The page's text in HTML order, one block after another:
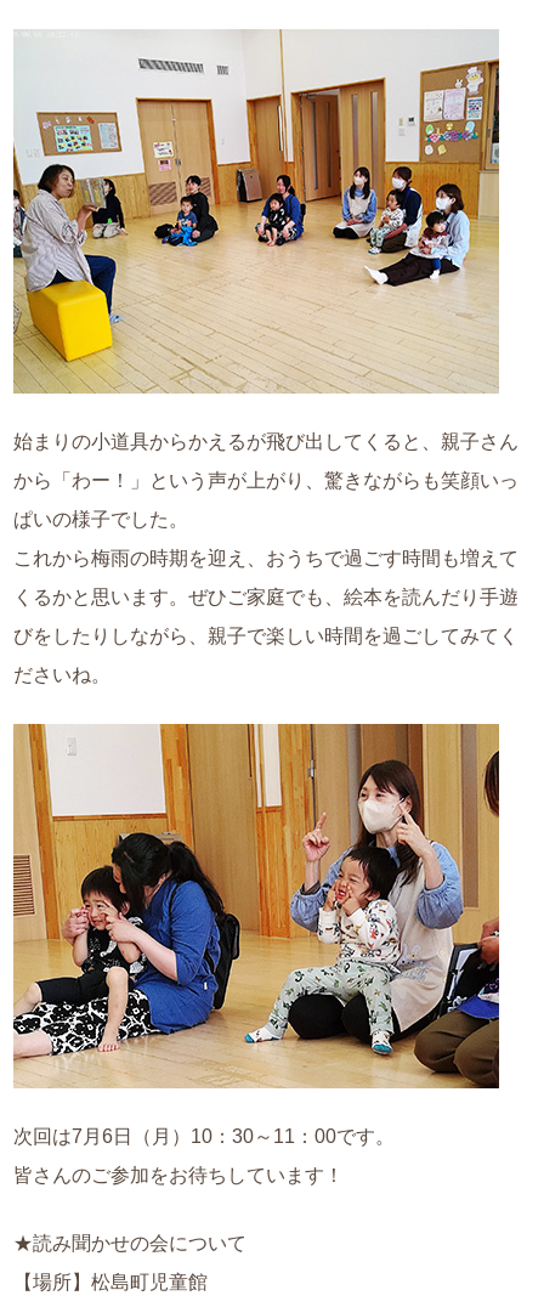
始まりの小道具からかえるが飛び出してくると、親子さん
から「わー！」という声が上がり、驚きながらも笑顔いっ
ぱいの様子でした。
これから梅雨の時期を迎え、おうちで過ごす時間も増えて
くるかと思います。ぜひご家庭でも、絵本を読んだり手遊
びをしたりしながら、親子で楽しい時間を過ごしてみてく
ださいね。
次回は7月6日（月）10：30～11：00です。
皆さんのご参加をお待ちしています！
★読み聞かせの会について
【場所】松島町児童館